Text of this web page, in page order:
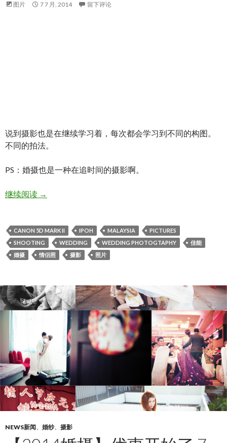
图片 7 7 月, 2014 留下评论
说到摄影也是在继续学习着，每次都会学习到不同的构图。
不同的拍法。
PS：婚摄也是一种在追时间的摄影啊。
继续阅读Alex ♥ Nicole
→
CANON 5D MARK II IPOH MALAYSIA
PICTURES
SHOOTING
WEDDING WEDDING PHOTOGTAPHY
佳能
婚摄
情侣照 摄影 照片
NEWS新闻、 婚纱、 摄影